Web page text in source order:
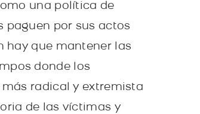
una política de
paguen por sus actos
hay que mantener las
donde los
radical y extremista
de las víctimas y